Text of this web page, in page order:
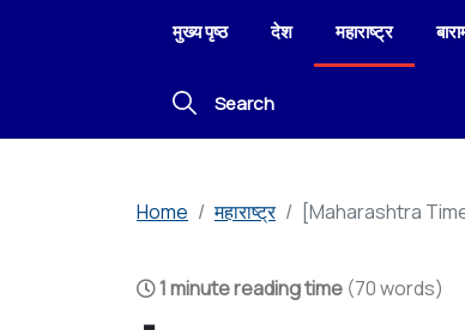
मुख्य पृष्ठ देश महाराष्ट्र
Search
Home महाराष्ट्र [Maharashtra
1 minute reading time (70 words)